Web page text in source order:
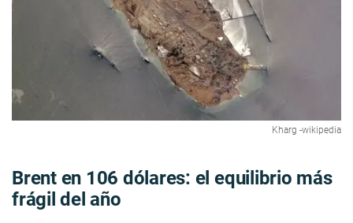
Kharg -wikipedia
Brent en 106 dólares: el equilibrio más
frágil del año